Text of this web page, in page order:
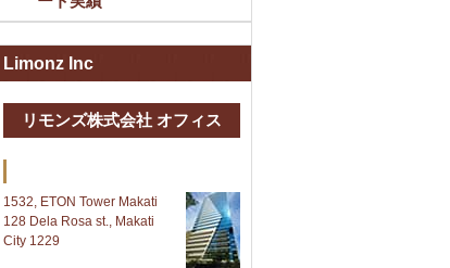
Limonz Inc
リモンズ株式会社 オフィス
1532, ETON Tower Makati
128 Dela Rosa st., Makati
City 1229